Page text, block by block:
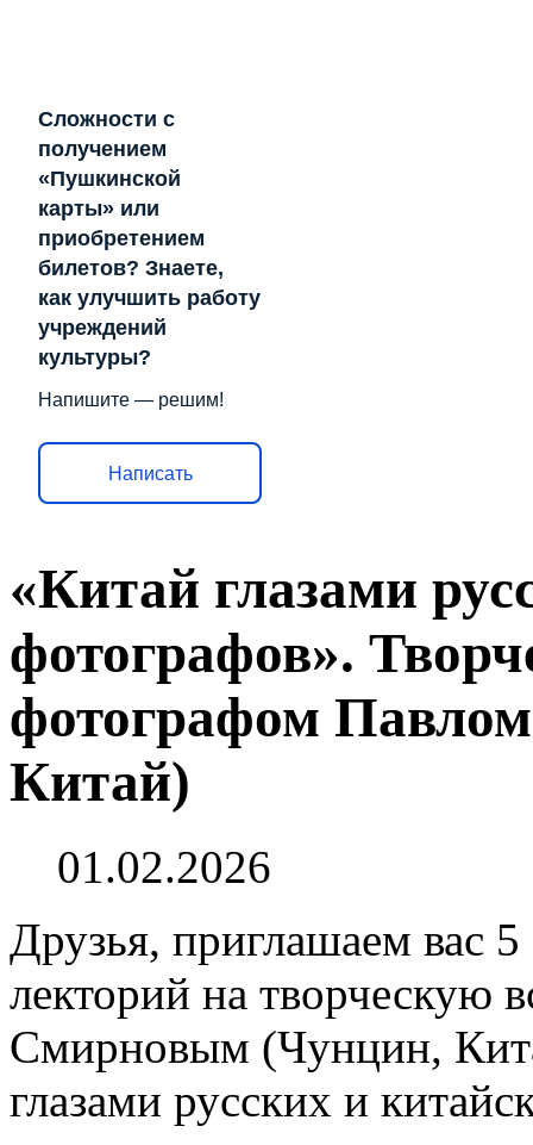
Сложности с
получением
«Пушкинской
карты» или
приобретением
билетов? Знаете,
как улучшить работу
учреждений
культуры?
Напишите — решим!
Написать
«Китай глазами
фотографов».
фотографом
Китай)
01.02.2026
Друзья, приглашаем вас
лекторий на творческую
Смирновым (Чунцин,
глазами русских и